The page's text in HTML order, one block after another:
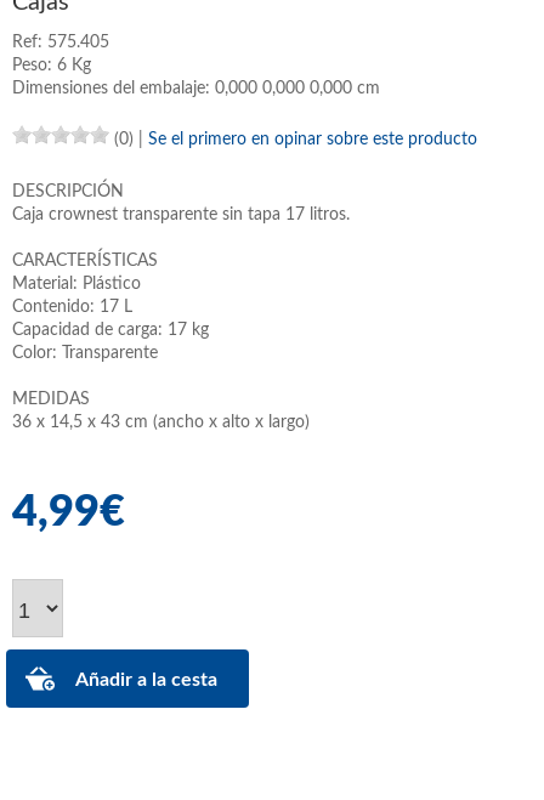
Ref: 575.405
Peso: 6 Kg
Dimensiones del embalaje: 0,000 0,000 0,000 cm
(0) Se el primero en opinar sobre este producto
DESCRIPCIÓN
Caja crownest transparente sin tapa 17 litros.
CARACTERÍSTICAS
Material: Plástico
Contenido: 17 L
Capacidad de carga: 17 kg
Color: Transparente
MEDIDAS
36 x 14,5 x 43 cm (ancho x alto x largo)
4,99€